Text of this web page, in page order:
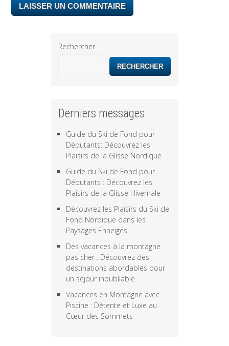
Rechercher
RECHERCHER
Derniers messages
Guide du Ski de Fond pour
Débutants: Découvrez les
Plaisirs de la Glisse Nordique
Guide du Ski de Fond pour
Débutants : Découvrez les
Plaisirs de la Glisse Hivernale
Découvrez les Plaisirs du Ski de
Fond Nordique dans les
Paysages Enneigés
Des vacances à la montagne
pas cher : Découvrez des
destinations abordables pour
un séjour inoubliable
Vacances en Montagne avec
Piscine : Détente et Luxe au
Cœur des Sommets